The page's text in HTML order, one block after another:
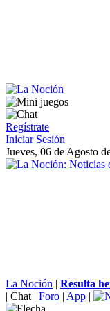
Regístrate
Iniciar Sesión
Jueves, 06 de Agosto
La Noción | Resulta
| Chat | Foro | App |